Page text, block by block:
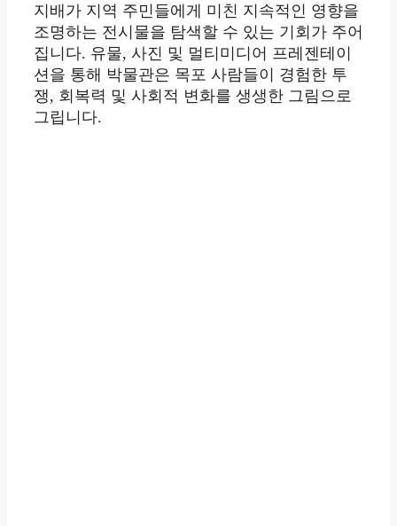
지배가 지역 주민들에게 미친 지속적인 영향을
조명하는 전시물을 탐색할 수 있는 기회가 주어
집니다. 유물, 사진 및 멀티미디어 프레젠테이
션을 통해 박물관은 목포 사람들이 경험한 투
쟁, 회복력 및 사회적 변화를 생생한 그림으로
그립니다.